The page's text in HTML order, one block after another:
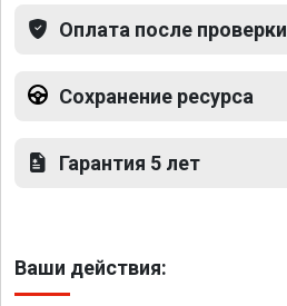
Оплата после проверки
Сохранение ресурса
Гарантия 5 лет
Ваши действия: